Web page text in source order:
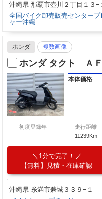
沖縄県 那覇市壺川２丁目１３−
全国バイク卸売販売センタープ
ャー沖縄
ホンダ 複数画像
ホンダ タクト Ａ
本体価格
初度登録年
―
走行距離
11239Km
1分で完了！
【無料】見積・在庫確認
沖縄県 糸満市兼城３３９−１